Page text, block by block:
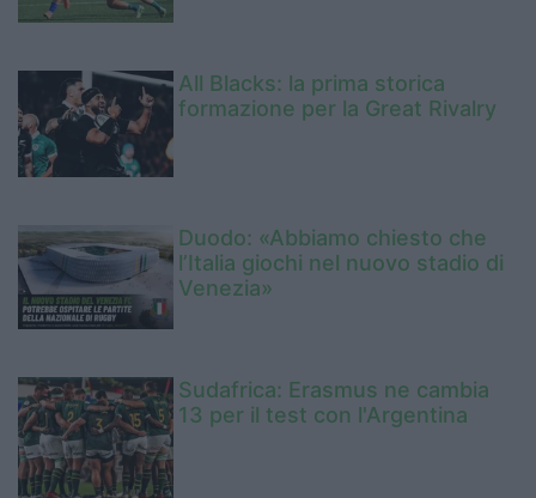
All Blacks: la prima storica
formazione per la Great Rivalry
Duodo: «Abbiamo chiesto che
l’Italia giochi nel nuovo stadio di
Venezia»
Sudafrica: Erasmus ne cambia
13 per il test con l'Argentina